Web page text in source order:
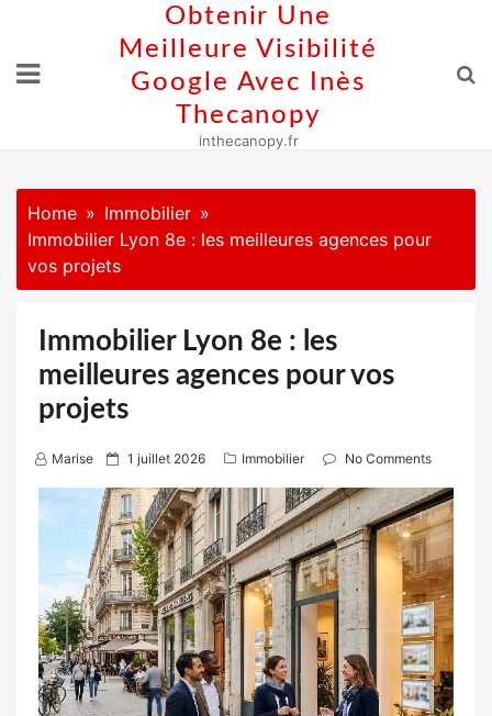
content
Obtenir Une
Meilleure Visibilité
Google Avec Inès
Thecanopy
inthecanopy.fr
Home
Immobilier
Immobilier Lyon 8e : les meilleures agences pour
vos projets
Immobilier Lyon 8e : les
meilleures agences pour vos
projets
Marise
P
o
s
t
e
d
o
n
1 juillet 2026 Immobilier No Comments